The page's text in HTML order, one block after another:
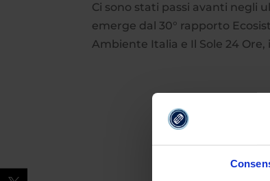
Ci sono stati passi avanti negli
emerge dal 30° rapporto
Ambiente Italia e Il Sole 24